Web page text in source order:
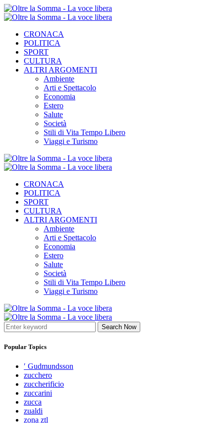
CRONACA
POLITICA
SPORT
CULTURA
ALTRI ARGOMENTI
Ambiente
Arti e Spettacolo
Economia
Estero
Salute
Società
Stili di Vita Tempo Libero
Viaggi e Turismo
CRONACA
POLITICA
SPORT
CULTURA
ALTRI ARGOMENTI
Ambiente
Arti e Spettacolo
Economia
Estero
Salute
Società
Stili di Vita Tempo Libero
Viaggi e Turismo
Search Now
Popular Topics
′ Gudmundsson
zucchero
zuccherificio
zuccarini
zucca
zualdi
zona ztl